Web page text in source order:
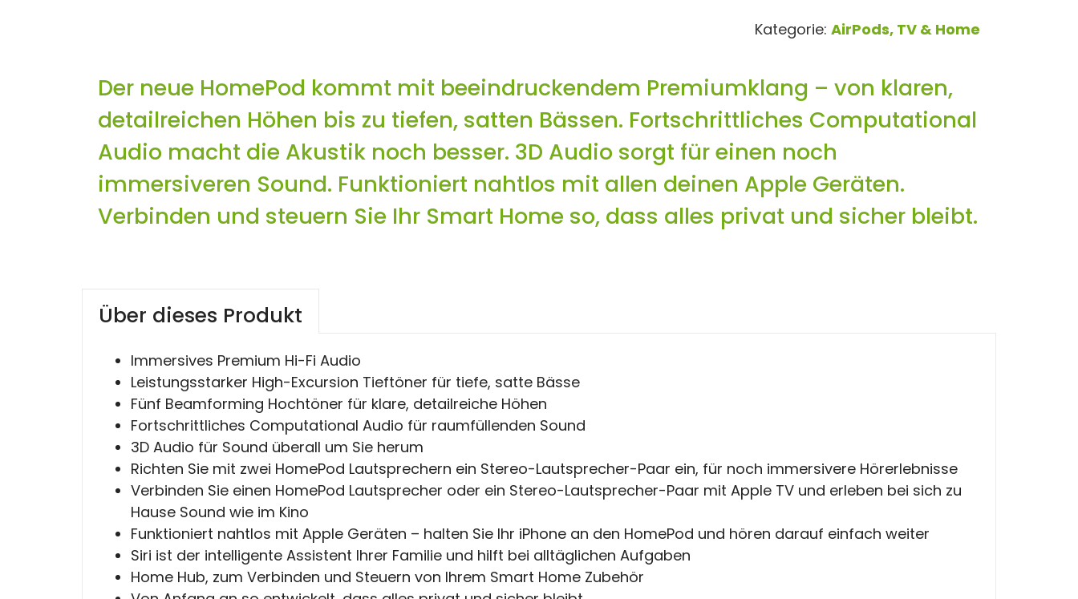
Kategorie: AirPods, TV & Home
Der neue HomePod kommt mit beeindruckendem Premiumklang – von klaren,
detailreichen Höhen bis zu tiefen, satten Bässen. Fortschrittliches Computational
Audio macht die Akustik noch besser. 3D Audio sorgt für einen noch
immersiveren Sound. Funktioniert nahtlos mit allen deinen Apple Geräten.
Verbinden und steuern Sie Ihr Smart Home so, dass alles privat und sicher bleibt.
Über dieses Produkt
Immersives Premium Hi-Fi Audio
Leistungsstarker High-Excursion Tieftöner für tiefe, satte Bässe
Fünf Beamforming Hochtöner für klare, detailreiche Höhen
Fortschrittliches Computational Audio für raumfüllenden Sound
3D Audio für Sound überall um Sie herum
Richten Sie mit zwei HomePod Lautsprechern ein Stereo-Lautsprecher-Paar ein, für noch immersivere Hörerlebnisse
Verbinden Sie einen HomePod Lautsprecher oder ein Stereo-Lautsprecher-Paar mit Apple TV und erleben bei sich zu
Hause Sound wie im Kino
Funktioniert nahtlos mit Apple Geräten – halten Sie Ihr iPhone an den HomePod und hören darauf einfach weiter
Siri ist der intelligente Assistent Ihrer Familie und hilft bei alltäglichen Aufgaben
Home Hub, zum Verbinden und Steuern von Ihrem Smart Home Zubehör